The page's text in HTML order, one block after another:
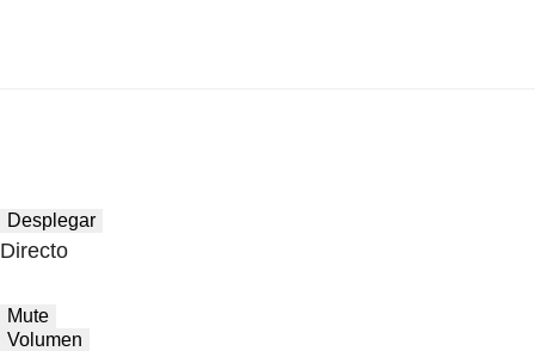
Desplegar
Directo
Mute
Volumen